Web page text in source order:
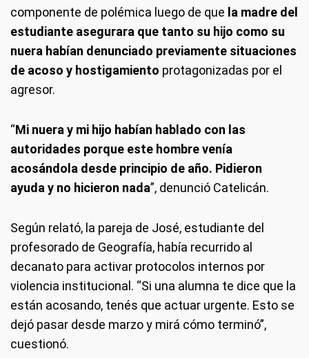
componente de polémica luego de que la madre del
estudiante asegurara que tanto su hijo como su
nuera habían denunciado previamente situaciones
de acoso y hostigamiento protagonizadas por el
agresor.
“Mi nuera y mi hijo habían hablado con las
autoridades porque este hombre venía
acosándola desde principio de año. Pidieron
ayuda y no hicieron nada”, denunció Catelicán.
Según relató, la pareja de José, estudiante del
profesorado de Geografía, había recurrido al
decanato para activar protocolos internos por
violencia institucional. “Si una alumna te dice que la
están acosando, tenés que actuar urgente. Esto se
dejó pasar desde marzo y mirá cómo terminó”,
cuestionó.